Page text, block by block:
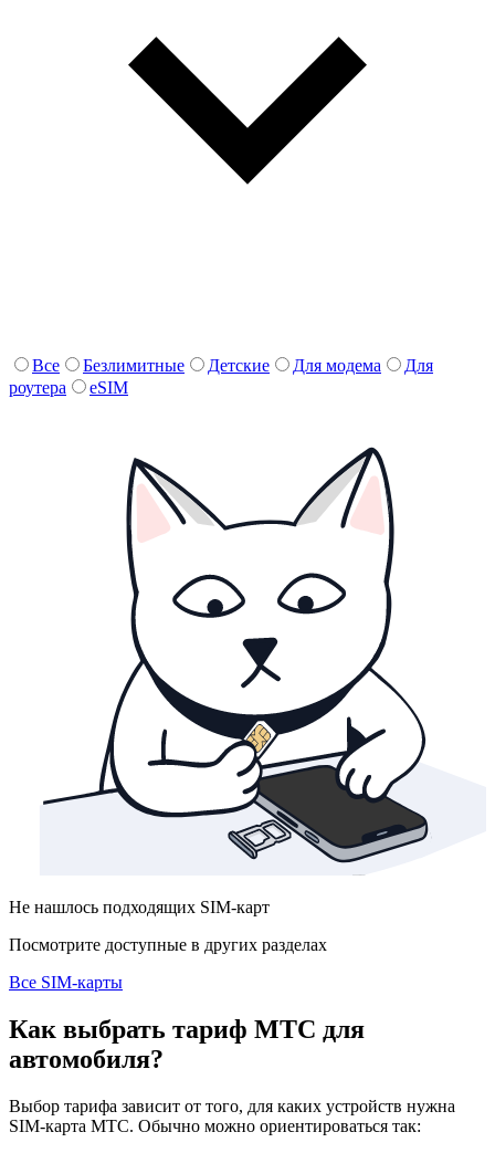
Все Безлимитные Детские Для модема
Для
роутера
eSIM
Не нашлось подходящих SIM-карт
Посмотрите доступные в других разделах
Все SIM-карты
Как выбрать тариф МТС для
автомобиля?
Выбор тарифа зависит от того, для каких устройств нужна
SIM-карта МТС. Обычно можно ориентироваться так: